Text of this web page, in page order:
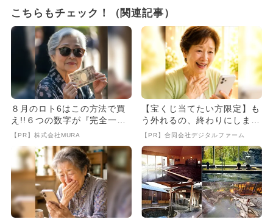
こちらもチェック！（関連記事）
８月のロト6はこの方法で買
え!!６つの数字が『完全一
致』する方法
【PR】株式会社MURA
【宝くじ当てたい方限定】も
う外れるの、終わりにしませ
んか
【PR】合同会社デジタルファーム